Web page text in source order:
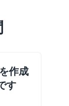
作成
す